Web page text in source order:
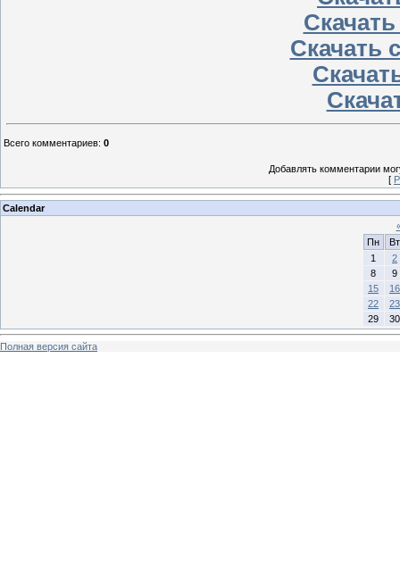
Скачать
Всего комментариев: 0
Добавлять комментарии
[
Calendar
Пн
Вт
1
2
8
9
15
16
22
23
29
30
Полная версия сайта